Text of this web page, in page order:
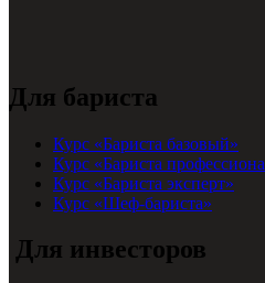
Для бариста
Курс «Бариста базовый»
Курс «Бариста
Курс «Бариста эксперт»
Курс «Шеф-бариста»
Для инвесторов